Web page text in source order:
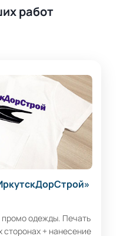
работ
промо одежды. Печать
сторонах + нанесение